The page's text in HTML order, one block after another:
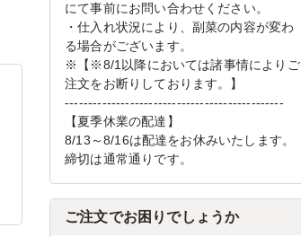
にて事前にお問い合わせください。
・仕入れ状況により、副菜の内容が変わ
る場合がございます。
※【※8/1以降においては諸事情によりご
注文をお断りしております。】
-----------------------------------------------
【夏季休業の配達】
8/13～8/16は配達をお休みいたします。
締切は通常通りです。
ご注文でお困りでしょうか